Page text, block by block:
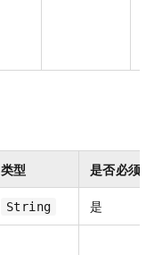
类型 是否必须
String 是